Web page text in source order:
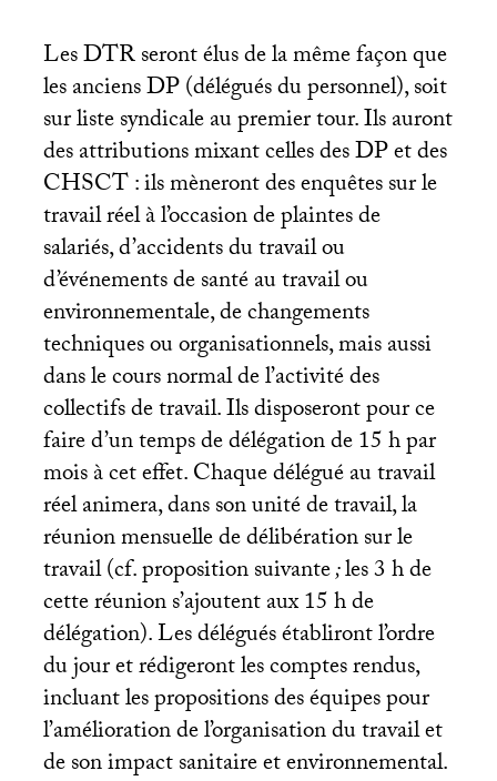
LesDTRseront élus de la même façon que
les anciensDP(délégués du personnel), soit
sur liste syndicale au premier tour. Ils auront
des attributions mixant celles desDPet des
CHSCT: ils mèneront des enquêtes sur le
travail réel à l’occasion de plaintes de
salariés, d’accidents du travail ou
d’événements de santé au travail ou
environnementale, de changements
techniques ou organisationnels, mais aussi
dans le cours normal de l’activité des
collectifs de travail. Ils disposeront pour ce
faire d’un temps de délégation de 15 h par
mois à cet effet. Chaque délégué au travail
réel animera, dans son unité de travail, la
réunion mensuelle de délibération sur le
travail (cf. proposition suivante;les 3 h de
cette réunion s’ajoutent aux 15 h de
délégation). Les délégués établiront l’ordre
du jour et rédigeront les comptes rendus,
incluant les propositions des équipes pour
l’amélioration de l’organisation du travail et
de son impact sanitaire et environnemental.